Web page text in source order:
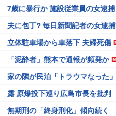
7歳に暴行か 施設従業員の女逮捕
夫に包丁? 毎日新聞記者の女逮捕
立体駐車場から車落下 夫婦死傷
「泥酔者」熊本で通報が頻発か
家の隣が民泊「トラウマなった」
露 原爆投下巡り広島市長を批判
無期刑の「終身刑化」傾向続く